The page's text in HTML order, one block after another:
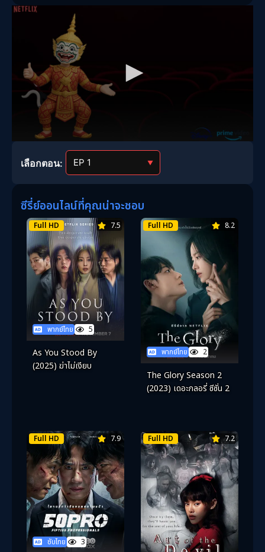
เลือกตอน: ▼
ซีรี่ย์ออนไลน์ที่คุณน่าจะชอบ
Full HD 7.5
พากย์ไทย 5
As You Stood By
(2025) ฆ่าไม่เงียบ
Full HD 8.2
พากย์ไทย 2
The Glory Season 2
(2023) เดอะกลอรี่ ซีซั่น 2
Full HD 7.9
ซับไทย 3
Full HD 7.2